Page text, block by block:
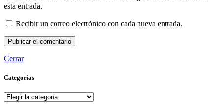
esta entrada.
Recibir un correo electrónico con cada nueva entrada.
Cerrar
Categorias
Categorias